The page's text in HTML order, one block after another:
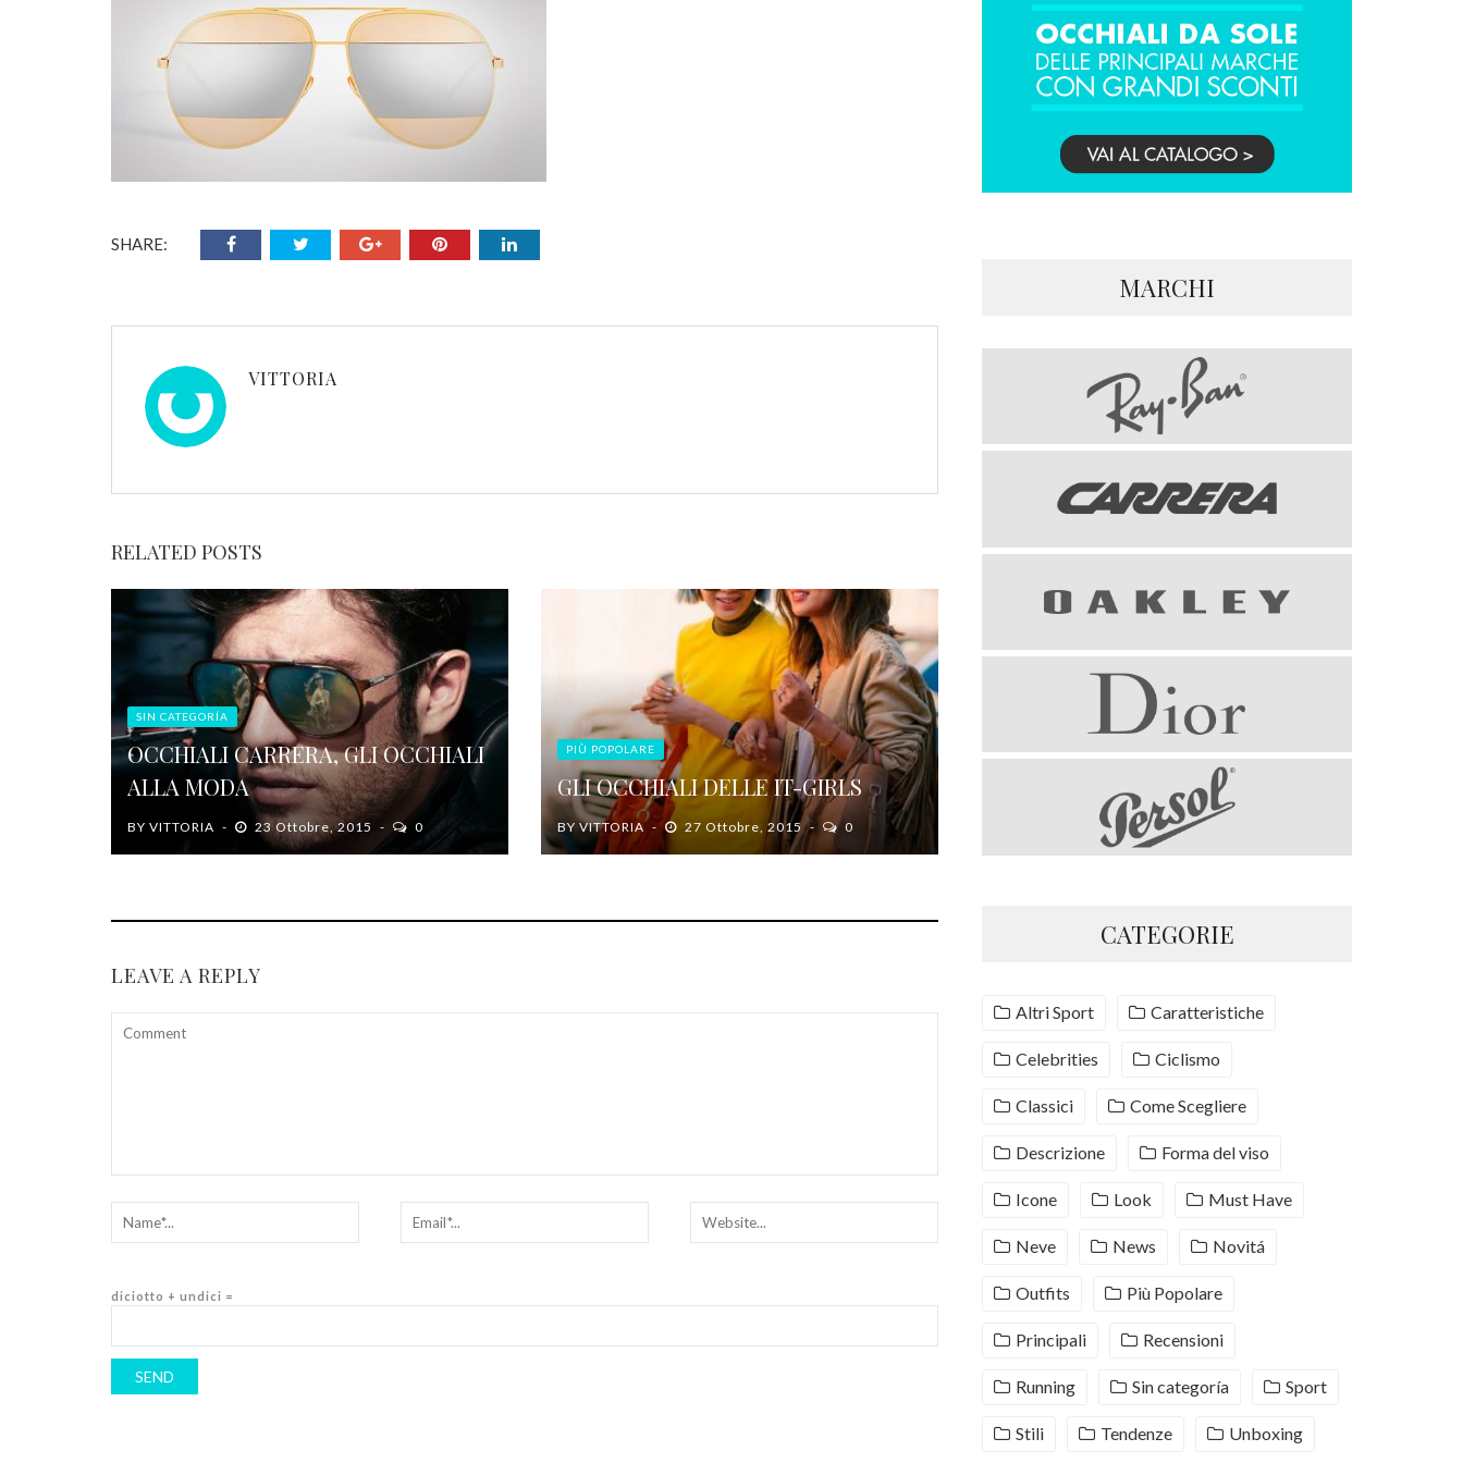
SHARE:
VITTORIA
RELATED POSTS
SIN CATEGORÍA
OCCHIALI CARRERA, GLI OCCHIALI
ALLA MODA
BY VITTORIA 23 Ottobre, 2015 0
PIÙ POPOLARE
GLI OCCHIALI DELLE IT-GIRLS
BYVITTORIA 27 Ottobre, 2015 0
LEAVE A REPLY
diciotto + undici =
MARCHI
CATEGORIE
Altri Sport Caratteristiche
Celebrities Ciclismo
Classici Come Scegliere
Descrizione Forma del viso
Icone Look Must Have
Neve News Novitá
Outfits Più Popolare
Principali Recensioni
Running Sin categoría Sport
Stili Tendenze Unboxing